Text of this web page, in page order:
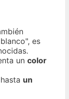
es
un color
un